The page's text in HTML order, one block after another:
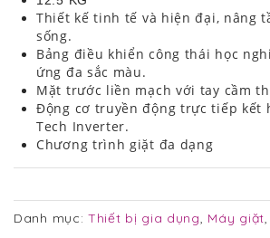
Thiết kế tinh tế và hiện đại, nâng
sống.
Bảng điều khiển công thái học
ứng đa sắc màu.
Mặt trước liền mạch với tay cầm
Động cơ truyền động trực tiếp kết
Tech Inverter.
Chương trình giặt đa dạng
Danh mục: Thiết bị gia dụng, Máy giặt